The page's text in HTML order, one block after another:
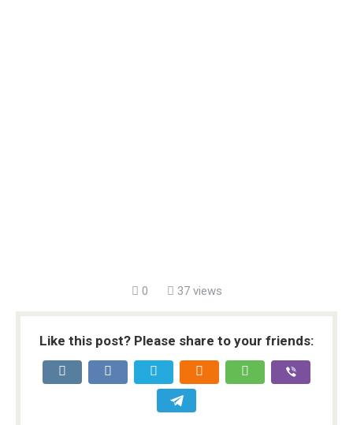
0 37 views
Like this post? Please share to your friends: